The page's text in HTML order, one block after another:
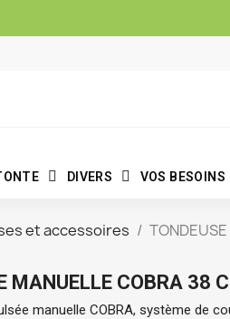
DIVERS VOS BESOINS
et accessoires
MANUELLE COBRA 38
manuelle COBRA, système de